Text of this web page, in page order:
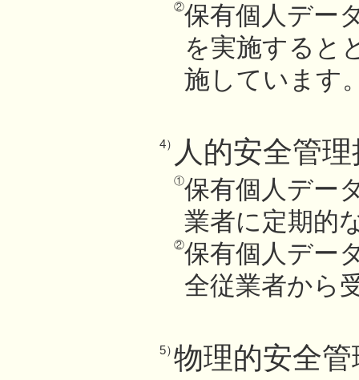
②保有個人デー
を実施すると
施しています
4） 人的安全管
①保有個人デー
業者に定期的
②保有個人デー
全従業者から
5）物理的安全